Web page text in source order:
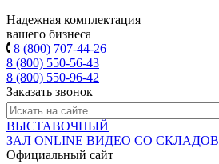
Надежная комплектация
вашего бизнеса
8 (800) 707-44-26
8 (800) 550-56-43
8 (800) 550-96-42
Заказать звонок
ВЫСТАВОЧНЫЙ
ЗАЛ ONLINE ВИДЕО СО СКЛАДОВ
Официальный сайт